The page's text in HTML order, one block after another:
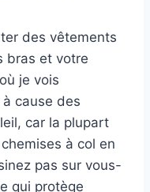
des vêtements
bras et votre
je vois
à cause des
car la plupart
à col en
pas sur vous-
qui protège